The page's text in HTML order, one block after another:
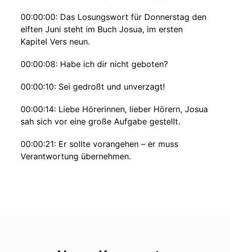
00:00:00: Das Losungswort für Donnerstag den
elften Juni steht im Buch Josua, im ersten
Kapitel Vers neun.
00:00:08: Habe ich dir nicht geboten?
00:00:10: Sei gedroßt und unverzagt!
00:00:14: Liebe Hörerinnen, lieber Hörern, Josua
sah sich vor eine große Aufgabe gestellt.
00:00:21: Er sollte vorangehen – er muss
Verantwortung übernehmen.